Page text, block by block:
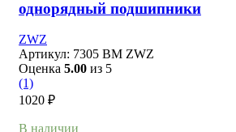
однорядный подшипники
ZWZ
Артикул: 7305 BM ZWZ
Оценка 5.00 из 5
(1)
1020 ₽
В наличии